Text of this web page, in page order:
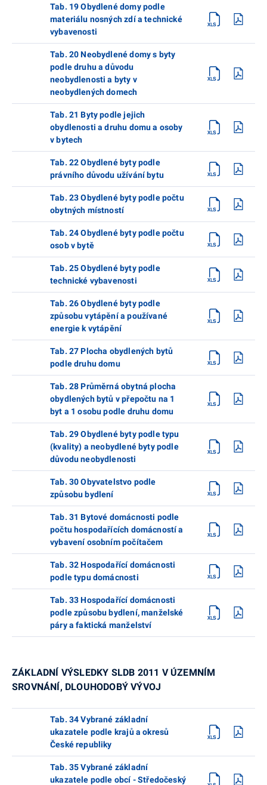
Tab. 19 Obydlené domy podle
materiálu nosných zdí a technické
vybavenosti
Tab. 20 Neobydlené domy s byty
podle druhu a důvodu
neobydlenosti a byty v
neobydlených domech
Tab. 21 Byty podle jejich
obydlenosti a druhu domu a osoby
v bytech
Tab. 22 Obydlené byty podle
právního důvodu užívání bytu
Tab. 23 Obydlené byty podle počtu
obytných místností
Tab. 24 Obydlené byty podle počtu
osob v bytě
Tab. 25 Obydlené byty podle
technické vybavenosti
Tab. 26 Obydlené byty podle
způsobu vytápění a používané
energie k vytápění
Tab. 27 Plocha obydlených bytů
podle druhu domu
Tab. 28 Průměrná obytná plocha
obydlených bytů v přepočtu na 1
byt a 1 osobu podle druhu domu
Tab. 29 Obydlené byty podle typu
(kvality) a neobydlené byty podle
důvodu neobydlenosti
Tab. 30 Obyvatelstvo podle
způsobu bydlení
Tab. 31 Bytové domácnosti podle
počtu hospodařících domácností a
vybavení osobním počítačem
Tab. 32 Hospodařící domácnosti
podle typu domácnosti
Tab. 33 Hospodařící domácnosti
podle způsobu bydlení, manželské
páry a faktická manželství
ZÁKLADNÍ VÝSLEDKY SLDB 2011 V ÚZEMNÍM
SROVNÁNÍ, DLOUHODOBÝ VÝVOJ
Tab. 34 Vybrané základní
ukazatele podle krajů a okresů
České republiky
Tab. 35 Vybrané základní
ukazatele podle obcí - Středočeský